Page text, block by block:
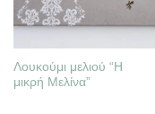
Λουκούμι μελιού “Η
μικρή Μελίνα”